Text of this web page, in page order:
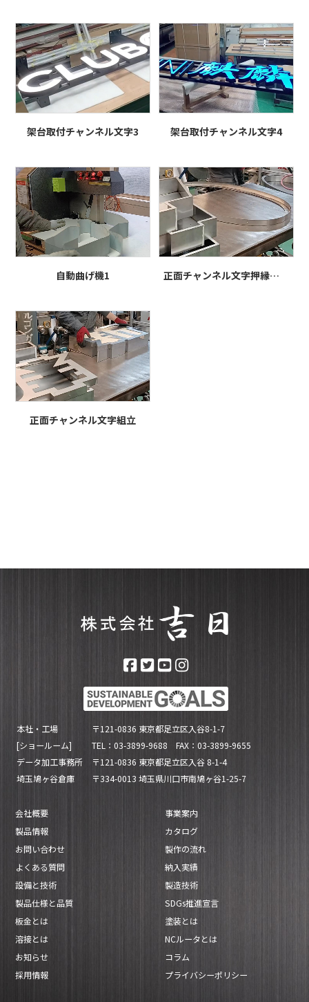
架台取付チャンネル文字3 架台取付チャンネル文字4
自動曲げ機1 正面チャンネル文字押縁溶接
正面チャンネル文字組立
本社・工場
[ショールーム]
〒121-0836 東京都足立区入谷8-1-7
TEL：03-3899-9688 FAX：03-3899-9655
データ加工事務所
〒121-0836 東京都足立区入谷 8-1-4
埼玉鳩ヶ谷倉庫
〒334-0013 埼玉県川口市南鳩ヶ谷1-25-7
会社概要
事業案内
製品情報
カタログ
お問い合わせ
製作の流れ
よくある質問
納入実績
設備と技術
製造技術
製品仕様と品質
SDGs推進宣言
板金とは
塗装とは
溶接とは
NCルータとは
お知らせ
コラム
採用情報
プライバシーポリシー